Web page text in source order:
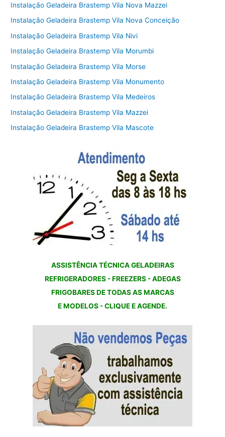
Instalação Geladeira Brastemp Vila Nova Mazzei
Instalação Geladeira Brastemp Vila Nova Conceição
Instalação Geladeira Brastemp Vila Nivi
Instalação Geladeira Brastemp Vila Morumbi
Instalação Geladeira Brastemp Vila Morse
Instalação Geladeira Brastemp Vila Monumento
Instalação Geladeira Brastemp Vila Medeiros
Instalação Geladeira Brastemp Vila Mazzei
Instalação Geladeira Brastemp Vila Mascote
ASSISTÊNCIA TÉCNICA GELADEIRAS
REFRIGERADORES - FREEZERS - ADEGAS
FRIGOBARES DE TODAS AS MARCAS
E MODELOS - CLIQUE E AGENDE.